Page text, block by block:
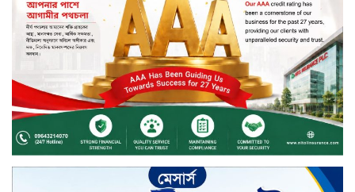
জাতিসংঘের হিসাব ও সরকারি গেজেটের
বাইরে থাকা ৫৬৪ নিহতের পরিচয়
প্রকাশের দাবি বিসিআরএসের
চুয়াডাঙ্গায় পুষ্পস্তবক অর্পণ ও আলোচনা
সভার মধ্য দিয়ে জুলাই গণঅভ্যুত্থান
দিবস পালিত